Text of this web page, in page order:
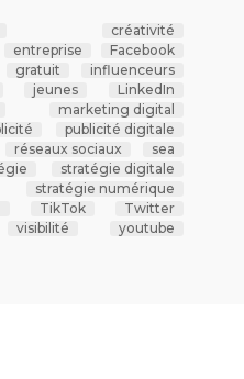
créativité
entreprise
Facebook
gratuit
influenceurs
jeunes
LinkedIn
marketing digital
publicité digitale
réseaux sociaux
sea
stratégie digitale
stratégie numérique
TikTok
Twitter
visibilité
youtube